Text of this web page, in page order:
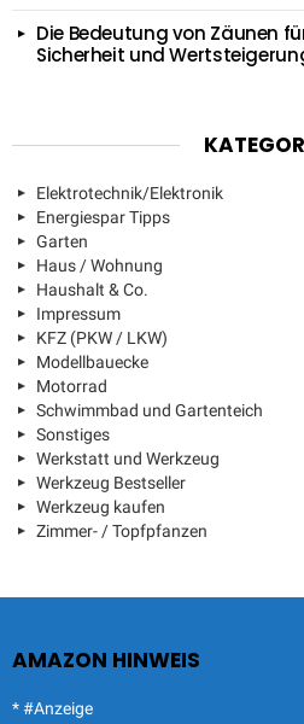
Die Bedeutung von Zäunen
Sicherheit und
Elektrotechnik/Elektronik
Energiespar Tipps
Garten
Haus / Wohnung
Haushalt & Co.
Impressum
KFZ (PKW / LKW)
Modellbauecke
Motorrad
Schwimmbad und Gartenteich
Sonstiges
Werkstatt und Werkzeug
Werkzeug Bestseller
Werkzeug kaufen
Zimmer- / Topfpfanzen
AMAZON HINWEIS
* #Anzeige